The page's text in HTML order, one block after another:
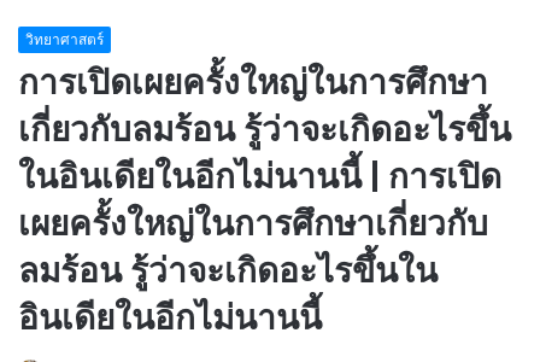
วิทยาศาสตร์
การเปิดเผยครั้งใหญ่ในการศึกษา
เกี่ยวกับลมร้อน รู้ว่าจะเกิดอะไรขึ้น
ในอินเดียในอีกไม่นานนี้ | การเปิด
เผยครั้งใหญ่ในการศึกษาเกี่ยวกับ
ลมร้อน รู้ว่าจะเกิดอะไรขึ้นใน
อินเดียในอีกไม่นานนี้